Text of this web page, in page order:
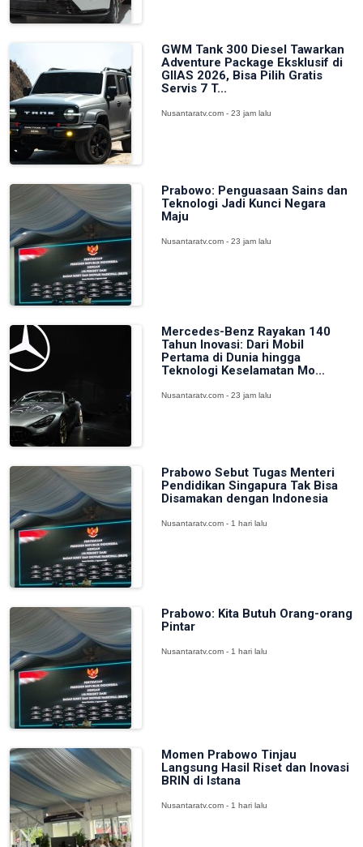
GWM Tank 300 Diesel Tawarkan
Adventure Package Eksklusif di
GIIAS 2026, Bisa Pilih Gratis
Servis 7 T...
Nusantaratv.com - 23 jam lalu
Prabowo: Penguasaan Sains dan
Teknologi Jadi Kunci Negara
Maju
Nusantaratv.com - 23 jam lalu
Mercedes-Benz Rayakan 140
Tahun Inovasi: Dari Mobil
Pertama di Dunia hingga
Teknologi Keselamatan Mo...
Nusantaratv.com - 23 jam lalu
Prabowo Sebut Tugas Menteri
Pendidikan Singapura Tak Bisa
Disamakan dengan Indonesia
Nusantaratv.com - 1 hari lalu
Prabowo: Kita Butuh Orang-orang
Pintar
Nusantaratv.com - 1 hari lalu
Momen Prabowo Tinjau
Langsung Hasil Riset dan Inovasi
BRIN di Istana
Nusantaratv.com - 1 hari lalu